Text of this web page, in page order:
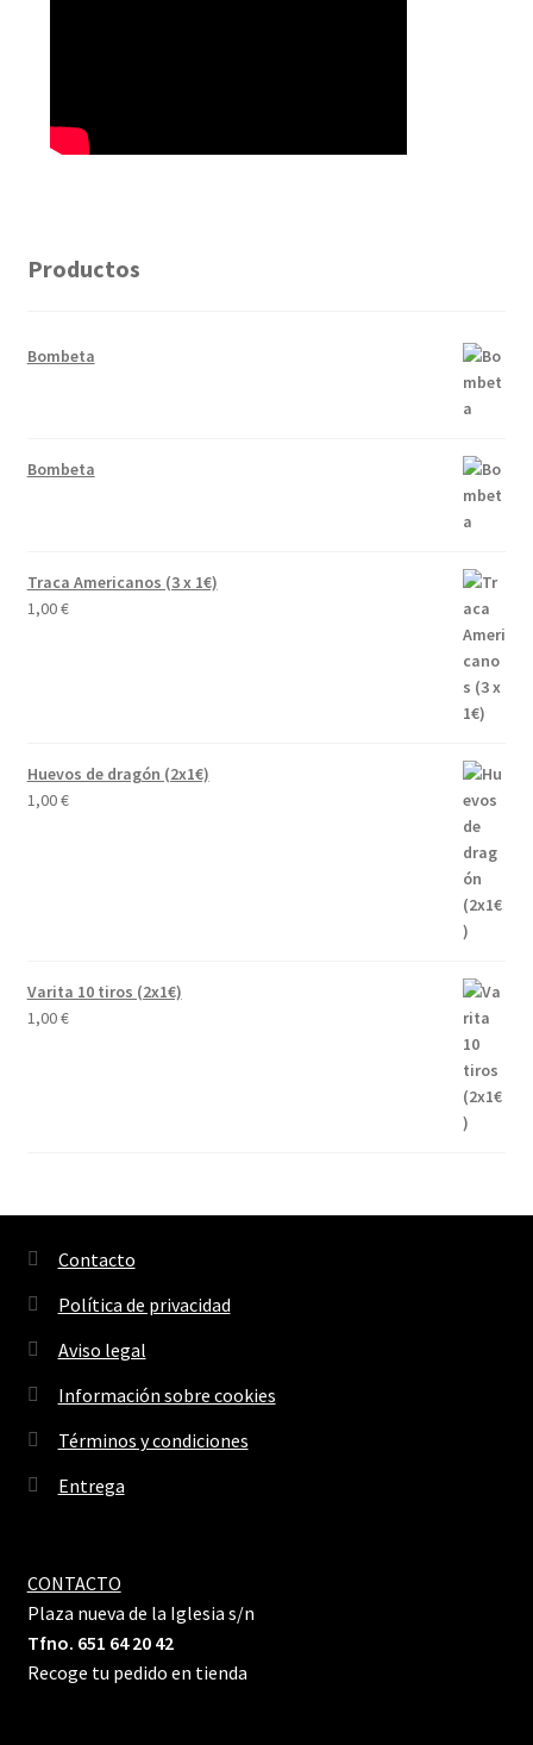
Productos
Bombeta
Bombeta
Traca Americanos (3 x 1€)
1,00€
Huevos de dragón (2x1€)
1,00€
Varita 10 tiros (2x1€)
1,00€
Contacto
Política de privacidad
Aviso legal
Información sobre cookies
Términos y condiciones
Entrega
CONTACTO
Plaza nueva de la Iglesia s/n
Tfno. 651 64 20 42
Recoge tu pedido en tienda